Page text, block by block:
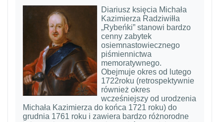
Diariusz księcia Michała
Kazimierza Radziwiłła
„Rybeńki” stanowi bardzo
cenny zabytek
osiemnastowiecznego
piśmiennictwa
memoratywnego.
Obejmuje okres od lutego
1722roku (retrospektywnie
również okres
wcześniejszy od urodzenia
Michała Kazimierza do końca 1721 roku) do
grudnia 1761 roku i zawiera bardzo różnorodne